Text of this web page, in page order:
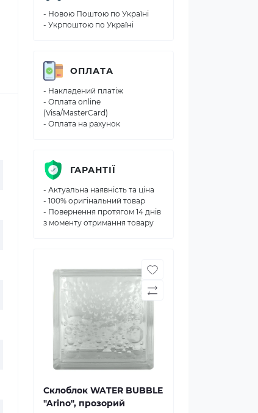
- Новою Поштою по Україні
- Укрпоштою по Україні
ОПЛАТА
- Накладений платіж
- Оплата online
(Visa/MasterCard)
- Оплата на рахунок
ГАРАНТІЇ
- Актуальна наявність та ціна
- 100% оригінальний товар
- Повернення протягом 14 днів
з моменту отримання товару
Склоблок WATER BUBBLE
"Arino", прозорий